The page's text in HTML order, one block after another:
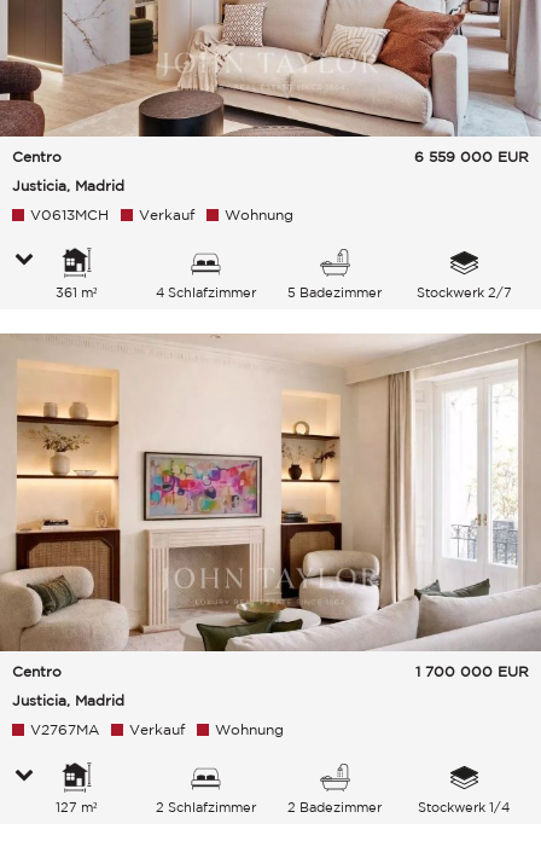
Centro
Justicia, Madrid
6 559 000 EUR
V0613MCH Verkauf Wohnung
361 m² 4 Schlafzimmer 5 Badezimmer Stockwerk 2/7
Centro
Justicia, Madrid
1 700 000 EUR
V2767MA Verkauf Wohnung
127 m² 2 Schlafzimmer 2 Badezimmer Stockwerk 1/4